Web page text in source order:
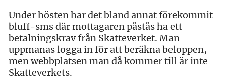
Under hösten har det bland annat förekommit
bluff-sms där mottagaren påstås ha ett
betalningskrav från Skatteverket. Man
uppmanas logga in för att beräkna beloppen,
men webbplatsen man då kommer till är inte
Skatteverkets.